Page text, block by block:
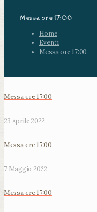
Messa ore 17:00
Home
Eventi
Messa ore 17:00
Messa ore 17:00
23 Aprile 2022
Messa ore 17:00
7 Maggio 2022
Messa ore 17:00